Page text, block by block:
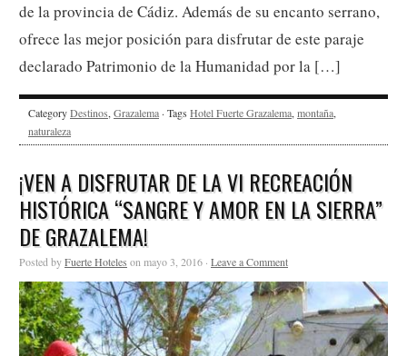
de la provincia de Cádiz. Además de su encanto serrano,
ofrece las mejor posición para disfrutar de este paraje
declarado Patrimonio de la Humanidad por la […]
CategoryDestinos,Grazalema · Tags Hotel Fuerte Grazalema,montaña,
naturaleza
¡VEN A DISFRUTAR DE LA VI RECREACIÓN
HISTÓRICA “SANGRE Y AMOR EN LA SIERRA”
DE GRAZALEMA!
Posted byFuerte Hoteles on mayo 3, 2016 · Leave a Comment